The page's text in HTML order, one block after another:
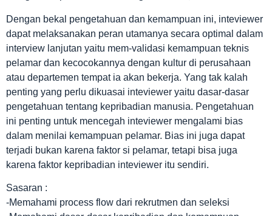
Dengan bekal pengetahuan dan kemampuan ini, inteviewer
dapat melaksanakan peran utamanya secara optimal dalam
interview lanjutan yaitu mem-validasi kemampuan teknis
pelamar dan kecocokannya dengan kultur di perusahaan
atau departemen tempat ia akan bekerja. Yang tak kalah
penting yang perlu dikuasai inteviewer yaitu dasar-dasar
pengetahuan tentang kepribadian manusia. Pengetahuan
ini penting untuk mencegah inteviewer mengalami bias
dalam menilai kemampuan pelamar. Bias ini juga dapat
terjadi bukan karena faktor si pelamar, tetapi bisa juga
karena faktor kepribadian inteviewer itu sendiri.
Sasaran :
-Memahami process flow dari rekrutmen dan seleksi